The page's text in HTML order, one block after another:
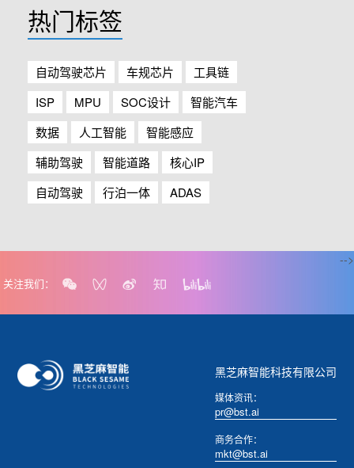
热门标签
自动驾驶芯片 车规芯片
工具链
ISP
MPU SOC设计
智能汽车
数据
人工智能
智能感应
辅助驾驶
智能道路
核心IP
自动驾驶
行泊一体 ADAS
关注我们：
-->
黑芝麻智能科技有限公司
媒体资讯：
pr@bst.ai
商务合作：
mkt@bst.ai